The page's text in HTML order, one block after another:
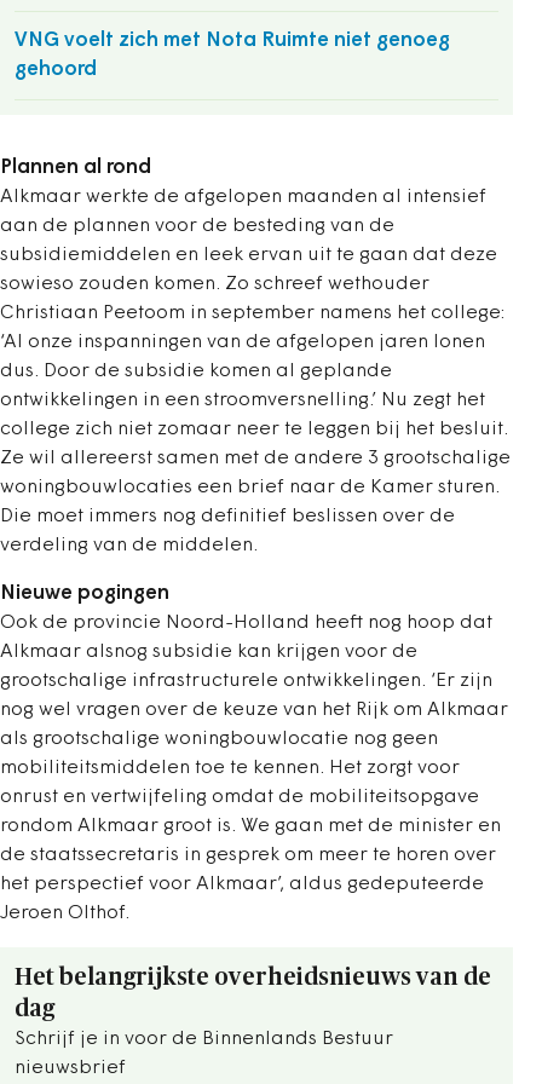
VNG voelt zich met Nota Ruimte niet genoeg
gehoord
Plannen al rond
Alkmaar werkte de afgelopen maanden al intensief
aan de plannen voor de besteding van de
subsidiemiddelen en leek ervan uit te gaan dat deze
sowieso zouden komen. Zo schreef wethouder
Christiaan Peetoom in september namens het college:
‘Al onze inspanningen van de afgelopen jaren lonen
dus. Door de subsidie komen al geplande
ontwikkelingen in een stroomversnelling.’ Nu zegt het
college zich niet zomaar neer te leggen bij het besluit.
Ze wil allereerst samen met de andere 3 grootschalige
woningbouwlocaties een brief naar de Kamer sturen.
Die moet immers nog definitief beslissen over de
verdeling van de middelen.
Nieuwe pogingen
Ook de provincie Noord-Holland heeft nog hoop dat
Alkmaar alsnog subsidie kan krijgen voor de
grootschalige infrastructurele ontwikkelingen. ‘Er zijn
nog wel vragen over de keuze van het Rijk om Alkmaar
als grootschalige woningbouwlocatie nog geen
mobiliteitsmiddelen toe te kennen. Het zorgt voor
onrust en vertwijfeling omdat de mobiliteitsopgave
rondom Alkmaar groot is. We gaan met de minister en
de staatssecretaris in gesprek om meer te horen over
het perspectief voor Alkmaar’, aldus gedeputeerde
Jeroen Olthof.
Het belangrijkste overheidsnieuws van de
dag
Schrijf je in voor de Binnenlands Bestuur
nieuwsbrief